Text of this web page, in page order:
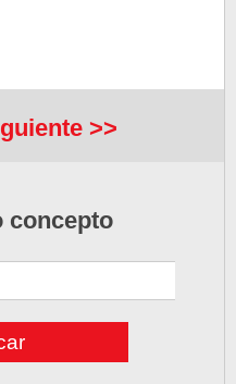
>>
concepto